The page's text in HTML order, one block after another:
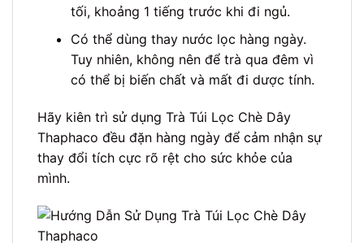
tối, khoảng 1 tiếng trước khi đi ngủ.
Có thể dùng thay nước lọc hàng ngày.
Tuy nhiên, không nên để trà qua đêm vì
có thể bị biến chất và mất đi dược tính.
Hãy kiên trì sử dụng Trà Túi Lọc Chè Dây
Thaphaco đều đặn hàng ngày để cảm nhận sự
thay đổi tích cực rõ rệt cho sức khỏe của
mình.